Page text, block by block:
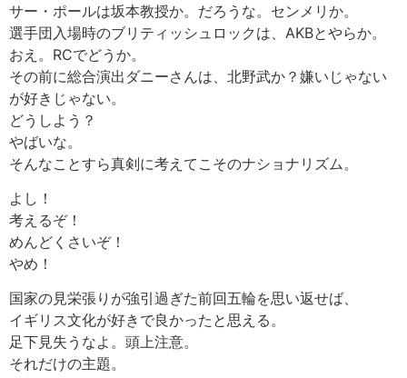
サー・ポールは坂本教授か。だろうな。センメリか。
選手団入場時のブリティッシュロックは、AKBとやらか。
おえ。RCでどうか。
その前に総合演出ダニーさんは、北野武か？嫌いじゃない
が好きじゃない。
どうしよう？
やばいな。
そんなことすら真剣に考えてこそのナショナリズム。
よし！
考えるぞ！
めんどくさいぞ！
やめ！
国家の見栄張りが強引過ぎた前回五輪を思い返せば、
イギリス文化が好きで良かったと思える。
足下見失うなよ。頭上注意。
それだけの主題。